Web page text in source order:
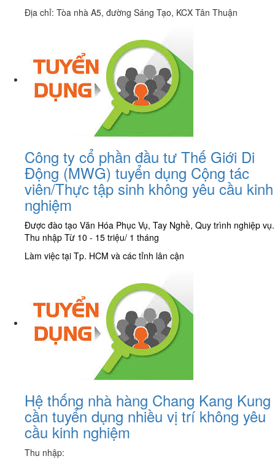
Địa chỉ: Tòa nhà A5, đường Sáng Tạo, KCX Tân Thuận
Công ty cổ phần đầu tư Thế Giới Di
Động (MWG) tuyển dụng Cộng tác
viên/Thực tập sinh không yêu cầu kinh
nghiệm
Được đào tạo Văn Hóa Phục Vụ, Tay Nghề, Quy trình nghiệp vụ.
Thu nhập Từ 10 - 15 triệu/ 1 tháng
Làm việc tại Tp. HCM và các tỉnh lân cận
Hệ thống nhà hàng Chang Kang Kung
cần tuyển dụng nhiều vị trí không yêu
cầu kinh nghiệm
Thu nhập: